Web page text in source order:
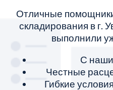
Отличные
складирования в г.
выполнили
С
Честные
Гибкие